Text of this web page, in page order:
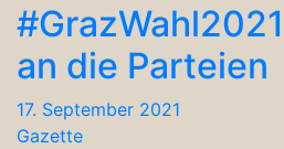
an die Parteien
17. September 2021
Gazette